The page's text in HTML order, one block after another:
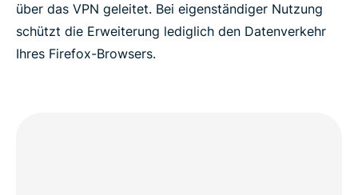
über das VPN geleitet. Bei eigenständiger Nutzung
schützt die Erweiterung lediglich den Datenverkehr
Ihres Firefox-Browsers.